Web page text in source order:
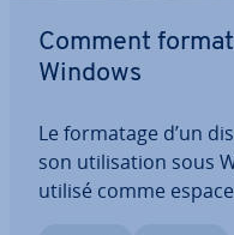
Comment
Windows
Le formatage d’un
son uti­li­sa­tion sous
utilisé comme